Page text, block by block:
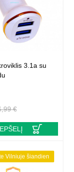
3.1a su
€
Vilniuje šiandien